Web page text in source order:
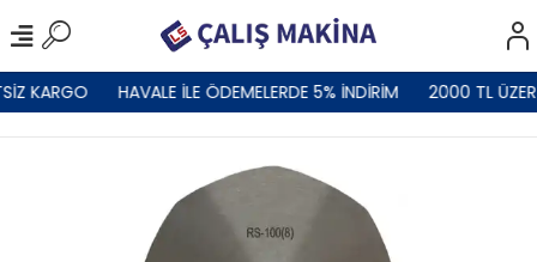
KARGO HAVALE İLE ÖDEMELERDE 5% İNDİRİM 2000 TL